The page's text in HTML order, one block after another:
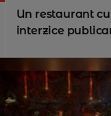
Un restaurant
interzice